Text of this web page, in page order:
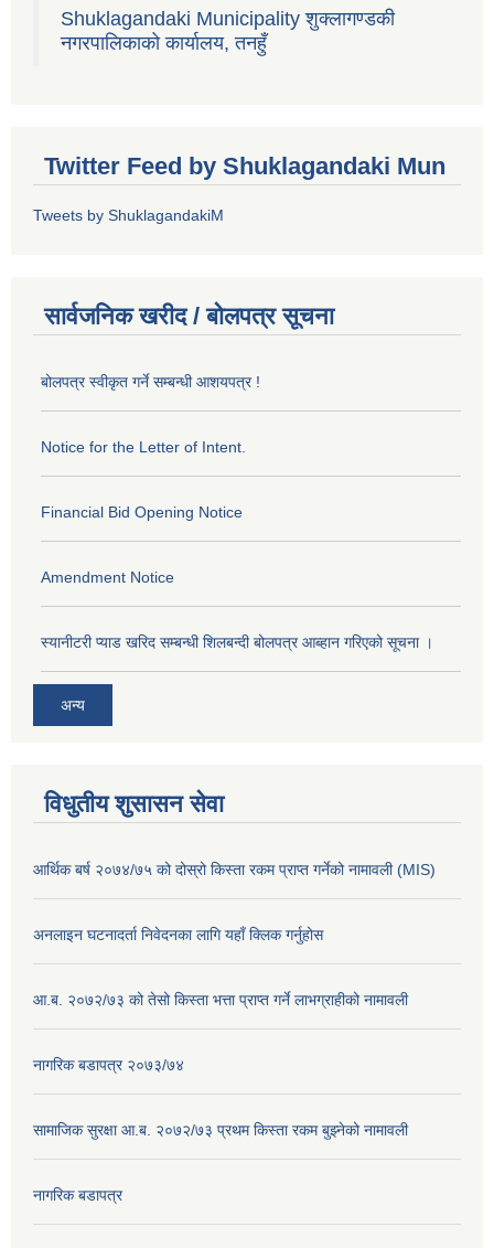
Shuklagandaki Municipality शुक्लागण्डकी
नगरपालिकाको कार्यालय, तनहुँ
Twitter Feed by Shuklagandaki Mun
Tweets by ShuklagandakiM
सार्वजनिक खरीद / बोलपत्र सूचना
बोलपत्र स्वीकृत गर्ने सम्बन्धी आशयपत्र !
Notice for the Letter of Intent.
Financial Bid Opening Notice
Amendment Notice
स्यानीटरी प्याड खरिद सम्बन्धी शिलबन्दी बोलपत्र आब्हान गरिएको सूचना ।
अन्य
विधुतीय शुसासन सेवा
आर्थिक बर्ष २०७४/७५ को दोस्रो किस्ता रकम प्राप्त गर्नेको नामावली (MIS)
अनलाइन घटनादर्ता निवेदनका लागि यहाँ क्लिक गर्नुहोस
आ.ब. २०७२/७३ को तेसो किस्ता भत्ता प्राप्त गर्ने लाभग्राहीको नामावली
नागरिक बडापत्र २०७३/७४
सामाजिक सुरक्षा आ.ब. २०७२/७३ प्रथम किस्ता रकम बुझ्नेको नामावली
नागरिक बडापत्र